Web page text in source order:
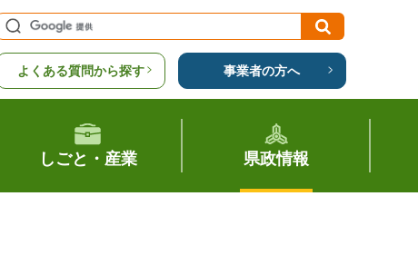
よくある質問から探す 事業者の方へ
しごと・産業 県政情報